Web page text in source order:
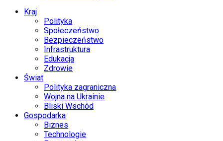
Kraj
Polityka
Społeczeństwo
Bezpieczeństwo
Infrastruktura
Edukacja
Zdrowie
Świat
Polityka zagraniczna
Wojna na Ukrainie
Bliski Wschód
Gospodarka
Biznes
Technologie